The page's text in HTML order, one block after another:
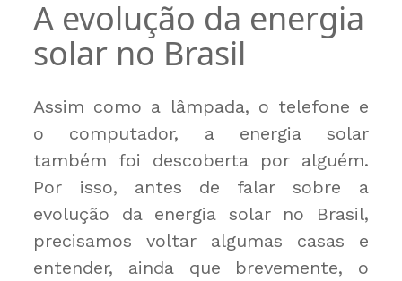
A evolução da energia
solar no Brasil
Assim como a lâmpada, o telefone e
o computador, a energia solar
também foi descoberta por alguém.
Por isso, antes de falar sobre a
evolução da energia solar no Brasil,
precisamos voltar algumas casas e
entender, ainda que brevemente, o